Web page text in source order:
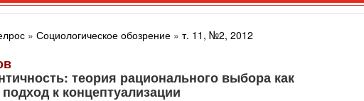
» Социологическое обозрение » т. 11, №2, 2012
теория рационального выбора как
к концептуализации